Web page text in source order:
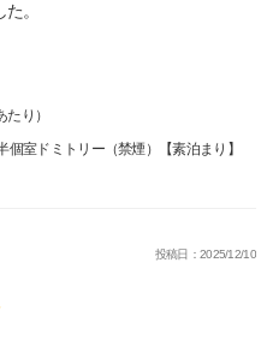
。
り）
室ドミトリー（禁煙）【素泊まり】
投稿日：2025/12/10